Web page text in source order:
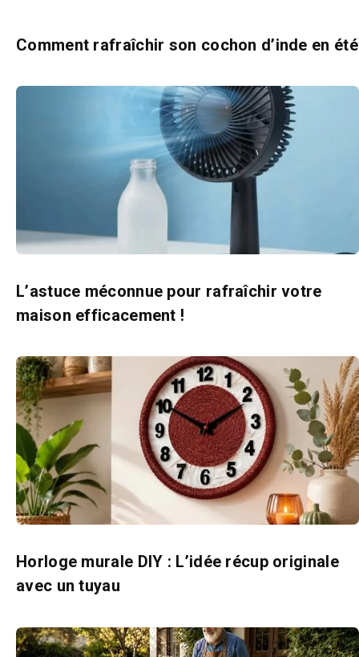
Comment rafraîchir son cochon d’inde en été
L’astuce méconnue pour rafraîchir votre
maison efficacement !
Horloge murale DIY : L’idée récup originale
avec un tuyau